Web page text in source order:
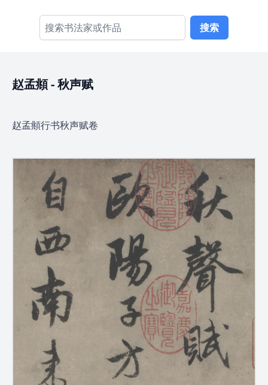
搜索
赵孟頫-秋声赋
赵孟頫行书秋声赋卷